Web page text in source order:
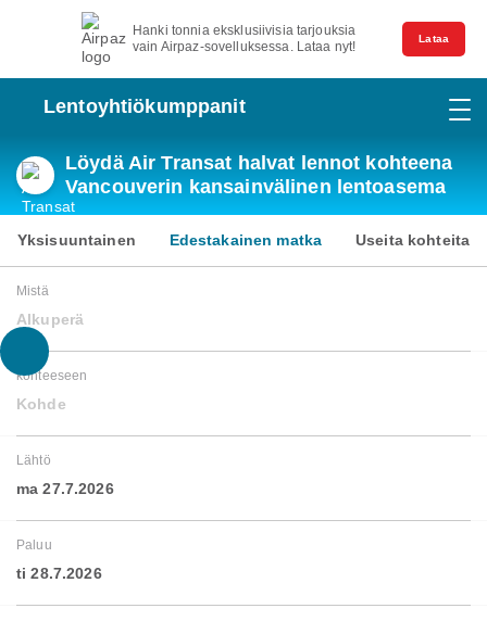
Hanki tonnia eksklusiivisia tarjouksia
vain Airpaz-sovelluksessa. Lataa nyt!
Lataa
Lentoyhtiökumppanit
Löydä Air Transat halvat lennot kohteena
Vancouverin kansainvälinen lentoasema
Yksisuuntainen Edestakainen matka Useita kohteita
Mistä
Alkuperä
kohteeseen
Kohde
Lähtö
ma 27.7.2026
Paluu
ti 28.7.2026